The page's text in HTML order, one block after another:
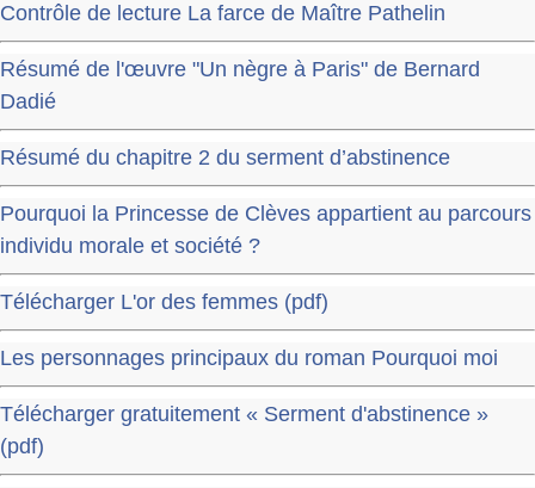
Contrôle de lecture La farce de Maître Pathelin
Résumé de l'œuvre "Un nègre à Paris" de Bernard
Dadié
Résumé du chapitre 2 du serment d’abstinence
Pourquoi la Princesse de Clèves appartient au parcours
individu morale et société ?
Télécharger L'or des femmes (pdf)
Les personnages principaux du roman Pourquoi moi
Télécharger gratuitement « Serment d'abstinence »
(pdf)